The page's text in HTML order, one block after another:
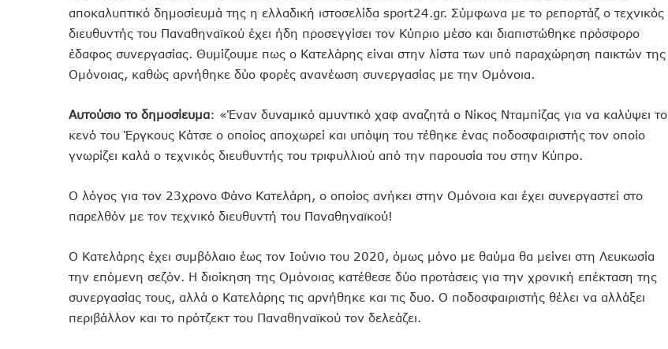
αποκαλυπτικό δημοσίευμά της η ελλαδική ιστοσελίδα sport24.gr. Σύμφωνα με το ρεπορτάζ ο τεχνικός
διευθυντής του Παναθηναϊκού έχει ήδη προσεγγίσει τον Κύπριο μέσο και διαπιστώθηκε πρόσφορο
έδαφος συνεργασίας. Θυμίζουμε πως ο Κατελάρης είναι στην λίστα των υπό παραχώρηση παικτών της
Ομόνοιας, καθώς αρνήθηκε δύο φορές ανανέωση συνεργασίας με την Ομόνοια.
Αυτούσιο το δημοσίευμα: «Έναν δυναμικό αμυντικό χαφ αναζητά ο Νίκος Νταμπίζας για να καλύψει το
κενό του Έργκους Κάτσε ο οποίος αποχωρεί και υπόψη του τέθηκε ένας ποδοσφαιριστής τον οποίο
γνωρίζει καλά ο τεχνικός διευθυντής του τριφυλλιού από την παρουσία του στην Κύπρο.
Ο λόγος για τον 23χρονο Φάνο Κατελάρη, ο οποίος ανήκει στην Ομόνοια και έχει συνεργαστεί στο
παρελθόν με τον τεχνικό διευθυντή του Παναθηναϊκού!
Ο Κατελάρης έχει συμβόλαιο έως τον Ιούνιο του 2020, όμως μόνο με θαύμα θα μείνει στη Λευκωσία
την επόμενη σεζόν. Η διοίκηση της Ομόνοιας κατέθεσε δύο προτάσεις για την χρονική επέκταση της
συνεργασίας τους, αλλά ο Κατελάρης τις αρνήθηκε και τις δυο. Ο ποδοσφαιριστής θέλει να αλλάξει
περιβάλλον και το πρότζεκτ του Παναθηναϊκού τον δελεάζει.